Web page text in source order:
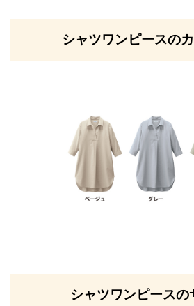
シャツワンピースの
シャツワンピースの